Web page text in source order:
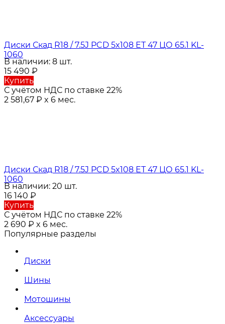
Диски Скад R18 / 7.5J PCD 5x108 ЕТ 47 ЦО 65.1 KL-
1060
В наличии: 8 шт.
15 490 ₽
Купить
С учётом НДС по ставке 22%
2 581,67 ₽ x 6 мес.
Диски Скад R18 / 7.5J PCD 5x108 ЕТ 47 ЦО 65.1 KL-
1060
В наличии: 20 шт.
16 140 ₽
Купить
С учётом НДС по ставке 22%
2 690 ₽ x 6 мес.
Популярные разделы
Диски
Шины
Мотошины
Аксессуары